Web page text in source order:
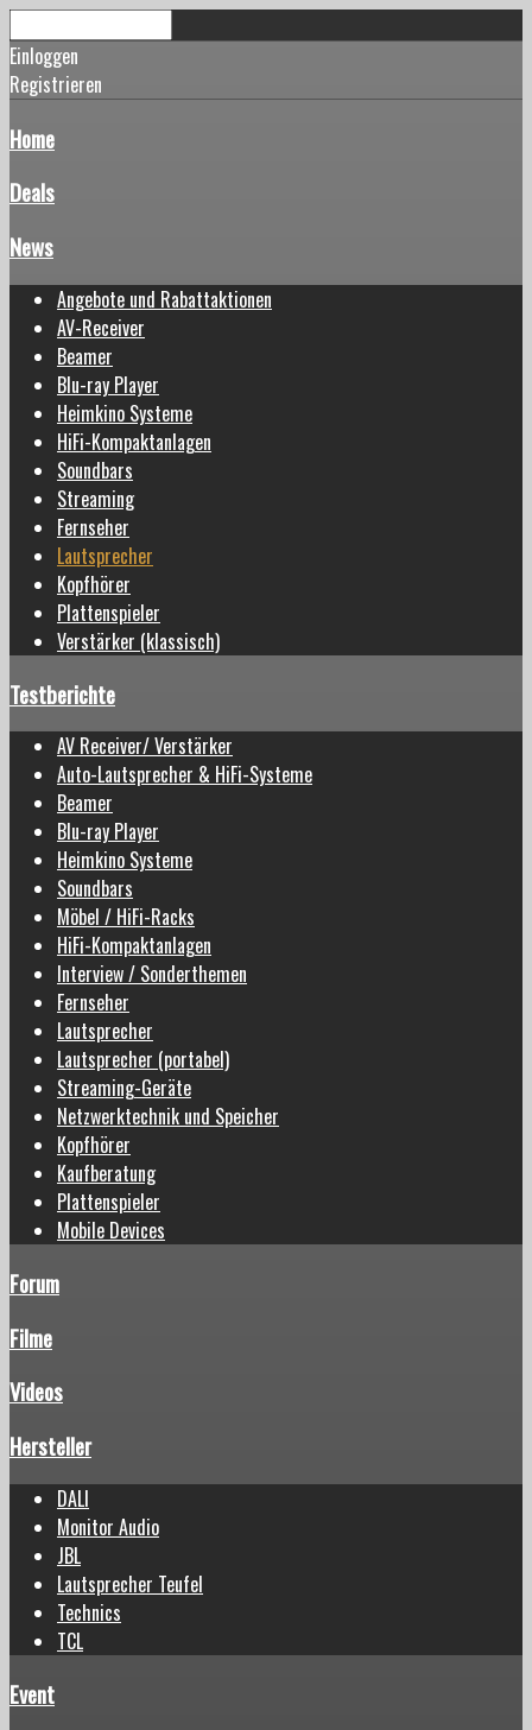
Einloggen
Registrieren
Home
Deals
News
Angebote und Rabattaktionen
AV-Receiver
Beamer
Blu-ray Player
Heimkino Systeme
HiFi-Kompaktanlagen
Soundbars
Streaming
Fernseher
Lautsprecher
Kopfhörer
Plattenspieler
Verstärker (klassisch)
Testberichte
AV Receiver/ Verstärker
Auto-Lautsprecher & HiFi-Systeme
Beamer
Blu-ray Player
Heimkino Systeme
Soundbars
Möbel / HiFi-Racks
HiFi-Kompaktanlagen
Interview / Sonderthemen
Fernseher
Lautsprecher
Lautsprecher (portabel)
Streaming-Geräte
Netzwerktechnik und Speicher
Kopfhörer
Kaufberatung
Plattenspieler
Mobile Devices
Forum
Filme
Videos
Hersteller
DALI
Monitor Audio
JBL
Lautsprecher Teufel
Technics
TCL
Event